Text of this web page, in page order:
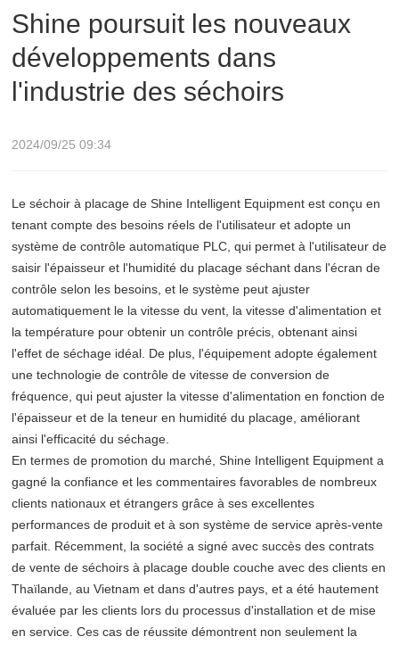
poursuit les nouveaux développements dans l'industrie des séchoirs
Shine poursuit les nouveaux
développements dans
l'industrie des séchoirs
2024/09/25 09:34
Le séchoir à placage de Shine Intelligent Equipment est conçu en
tenant compte des besoins réels de l'utilisateur et adopte un
système de contrôle automatique PLC, qui permet à l'utilisateur de
saisir l'épaisseur et l'humidité du placage séchant dans l'écran de
contrôle selon les besoins, et le système peut ajuster
automatiquement le la vitesse du vent, la vitesse d'alimentation et
la température pour obtenir un contrôle précis, obtenant ainsi
l'effet de séchage idéal. De plus, l'équipement adopte également
une technologie de contrôle de vitesse de conversion de
fréquence, qui peut ajuster la vitesse d'alimentation en fonction de
l'épaisseur et de la teneur en humidité du placage, améliorant
ainsi l'efficacité du séchage.
En termes de promotion du marché, Shine Intelligent Equipment a
gagné la confiance et les commentaires favorables de nombreux
clients nationaux et étrangers grâce à ses excellentes
performances de produit et à son système de service après-vente
parfait. Récemment, la société a signé avec succès des contrats
de vente de séchoirs à placage double couche avec des clients en
Thaïlande, au Vietnam et dans d'autres pays, et a été hautement
évaluée par les clients lors du processus d'installation et de mise
en service. Ces cas de réussite démontrent non seulement la